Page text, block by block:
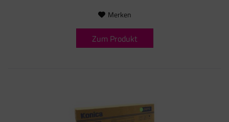
Merken
Zum Produkt